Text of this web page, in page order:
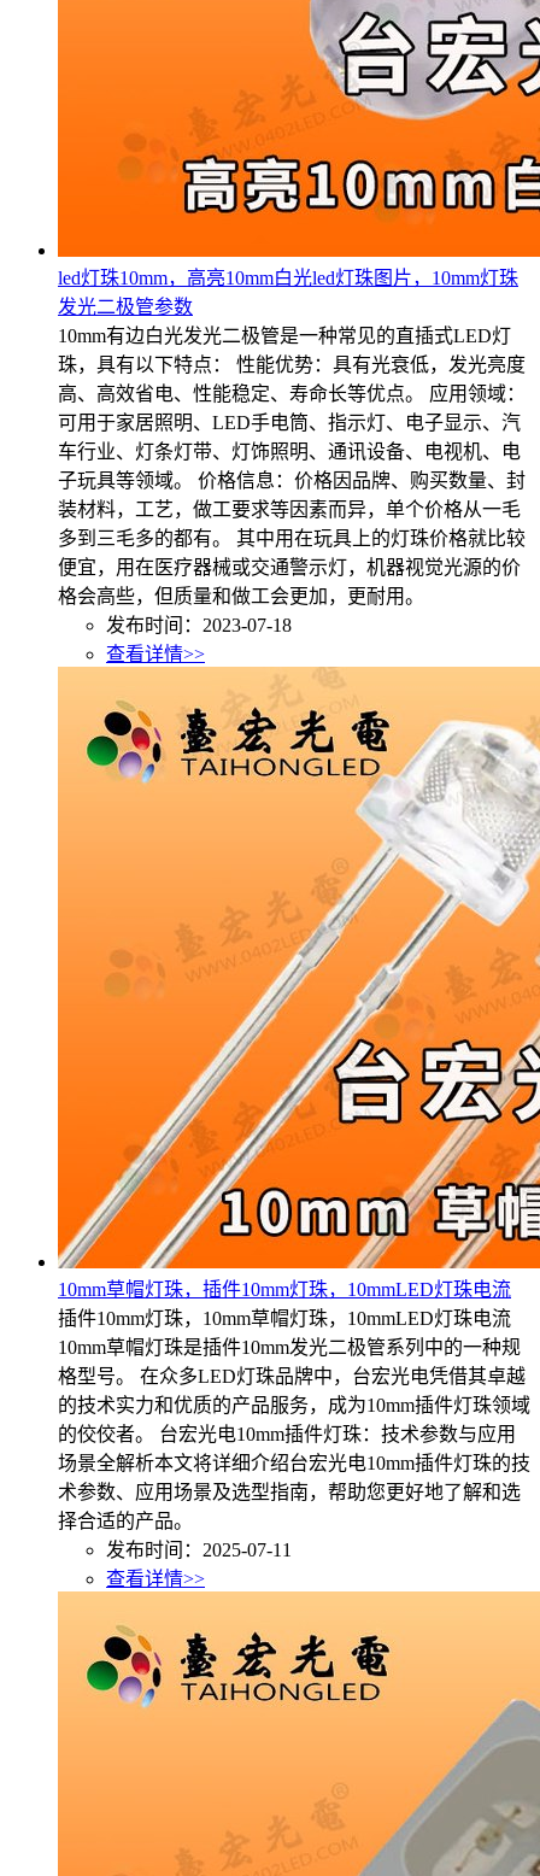
led灯珠10mm，高亮10mm白光led灯珠图片，10mm灯珠
发光二极管参数
10mm有边白光发光二极管是一种常见的直插式LED灯
珠，具有以下特点： 性能优势：具有光衰低，发光亮度
高、高效省电、性能稳定、寿命长等优点。 应用领域：
可用于家居照明、LED手电筒、指示灯、电子显示、汽
车行业、灯条灯带、灯饰照明、通讯设备、电视机、电
子玩具等领域。 价格信息：价格因品牌、购买数量、封
装材料，工艺，做工要求等因素而异，单个价格从一毛
多到三毛多的都有。 其中用在玩具上的灯珠价格就比较
便宜，用在医疗器械或交通警示灯，机器视觉光源的价
格会高些，但质量和做工会更加，更耐用。
发布时间：2023-07-18
查看详情>>
10mm草帽灯珠，插件10mm灯珠，10mmLED灯珠电流
插件10mm灯珠，10mm草帽灯珠，10mmLED灯珠电流
10mm草帽灯珠是插件10mm发光二极管系列中的一种规
格型号。 在众多LED灯珠品牌中，台宏光电凭借其卓越
的技术实力和优质的产品服务，成为10mm插件灯珠领域
的佼佼者。 台宏光电10mm插件灯珠：技术参数与应用
场景全解析本文将详细介绍台宏光电10mm插件灯珠的技
术参数、应用场景及选型指南，帮助您更好地了解和选
择合适的产品。
发布时间：2025-07-11
查看详情>>